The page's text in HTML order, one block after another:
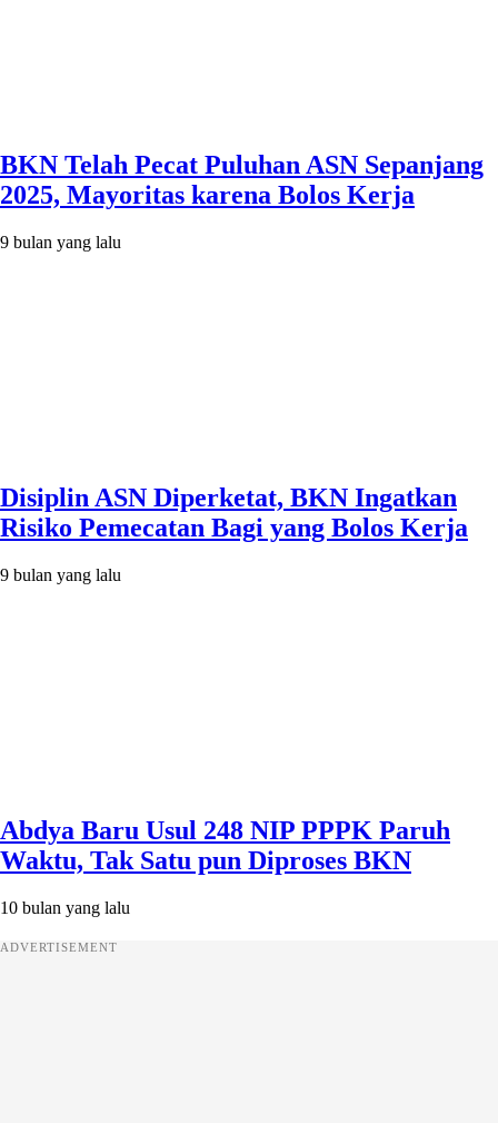
BKN Telah Pecat Puluhan ASN Sepanjang
2025, Mayoritas karena Bolos Kerja
9 bulan yang lalu
Disiplin ASN Diperketat, BKN Ingatkan
Risiko Pemecatan Bagi yang Bolos Kerja
9 bulan yang lalu
Abdya Baru Usul 248 NIP PPPK Paruh
Waktu, Tak Satu pun Diproses BKN
10 bulan yang lalu
ADVERTISEMENT